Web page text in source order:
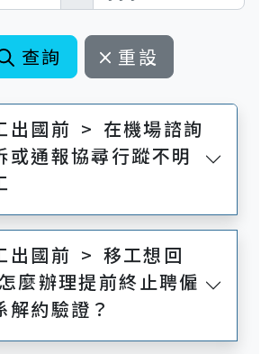
查詢 重設
出國前 > 在機場諮詢
或通報協尋行蹤不明
出國前 > 移工想回
麼辦理提前終止聘僱
解約驗證？